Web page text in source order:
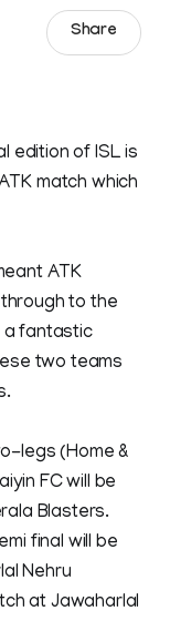
Share
edition of ISL is
match which
ATK
to the
a fantastic
two teams
legs (Home &
FC will be
Blasters.
final will be
Nehru
at Jawaharlal